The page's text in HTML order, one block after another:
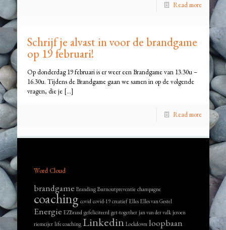
Read more
Schrijf je alvast in voor de brandgame
op 19 februari!
Op donderdag 19 februari is er weer een Brandgame van 13.30u –
16.30u. Tijdens de Brandgame gaan we samen in op de volgende
vragen, die je[…]
Read more
Word Cloud
brandgame Branding Burnoutpreventie champagne
coaching covid covid-19 creatief Elles Elles van Gestel
Energie EZBrand gefeliciteerd get-together jan van der valk jeroen
riemeijer life coaching Linkedin Lockdown loopbaan